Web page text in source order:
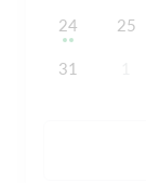
24 25
31